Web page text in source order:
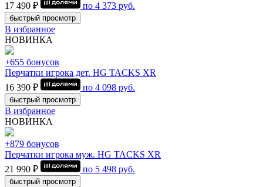
17 490 ₽
по 4 373 руб.
быстрый просмотр
В избранное
НОВИНКА
+655 бонусов
Перчатки игрока дет. HG TACKS XR
16 390 ₽
по 4 098 руб.
быстрый просмотр
В избранное
НОВИНКА
+879 бонусов
Перчатки игрока муж. HG TACKS XR
21 990 ₽
по 5 498 руб.
быстрый просмотр